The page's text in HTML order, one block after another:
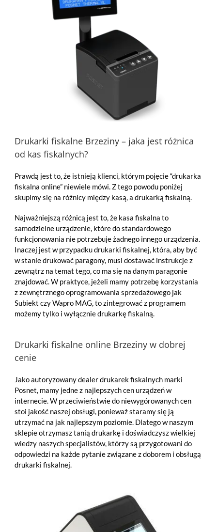
Drukarki fiskalne Brzeziny – jaka jest różnica
od kas fiskalnych?
Prawdą jest to, że istnieją klienci, którym pojęcie “drukarka
fiskalna online” niewiele mówi. Z tego powodu poniżej
skupimy się na różnicy między kasą, a drukarką fiskalną.
Najważniejszą różnicą jest to, że kasa fiskalna to
samodzielne urządzenie, które do standardowego
funkcjonowania nie potrzebuje żadnego innego urządzenia.
Inaczej jest w przypadku drukarki fiskalnej, która, aby być
w stanie drukować paragony, musi dostawać instrukcje z
zewnątrz na temat tego, co ma się na danym paragonie
znajdować. W praktyce, jeżeli mamy potrzebę korzystania
z zewnętrznego oprogramowania sprzedażowego jak
Subiekt czy Wapro MAG, to zintegrować z programem
możemy tylko i wyłącznie drukarkę fiskalną.
Drukarki fiskalne online Brzeziny w dobrej
cenie
Jako autoryzowany dealer drukarek fiskalnych marki
Posnet, mamy jedne z najlepszych cen urządzeń w
internecie. W przeciwieństwie do niewygórowanych cen
stoi jakość naszej obsługi, ponieważ staramy się ją
utrzymać na jak najlepszym poziomie. Dlatego w naszym
sklepie otrzymasz tanią drukarkę i doświadczysz wielkiej
wiedzy naszych specjalistów, którzy są przygotowani do
odpowiedzi na każde pytanie związane z doborem i obsługą
drukarki fiskalnej.